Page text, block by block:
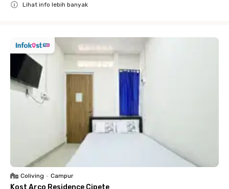
Lihat info lebih banyak
Coliving • Campur
Kost Arco Residence Cipete